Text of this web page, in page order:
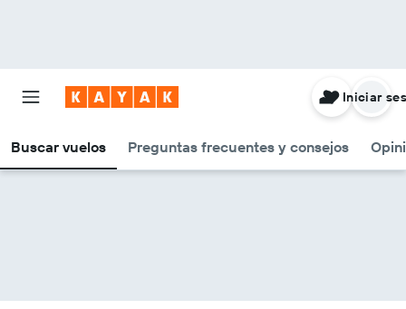
Buscar vuelos Preguntas frecuentes y consejos
Iniciar